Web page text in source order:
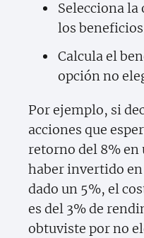
Selecciona
los
Calcula el
opción no
Por ejemplo, si
acciones que
retorno del 8% en
haber invertido
dado un 5%, el
es del 3% de
obtuviste por no